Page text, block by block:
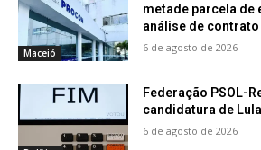
Maceió
metade parcela de
análise de contrato
6 de agosto de 2026
Federação PSOL-
candidatura de
6 de agosto de 2026